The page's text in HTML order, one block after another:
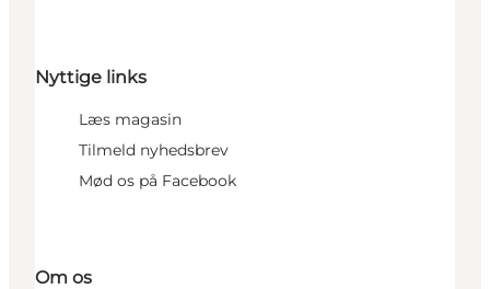
Nyttige links
Læs magasin
Tilmeld nyhedsbrev
Mød os på Facebook
Om os